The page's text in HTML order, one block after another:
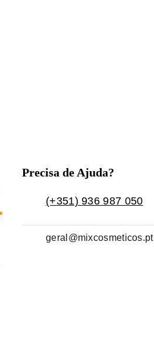
Precisa de Ajuda?
(+351) 936 987 050
geral@mixcosmeticos.pt